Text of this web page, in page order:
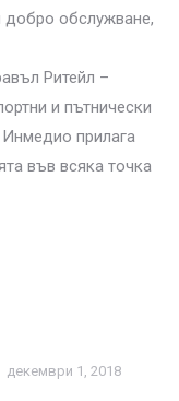
добро обслужване,
Ритейл –
и пътнически
Инмедио прилага
във всяка точка
декември 1, 2018